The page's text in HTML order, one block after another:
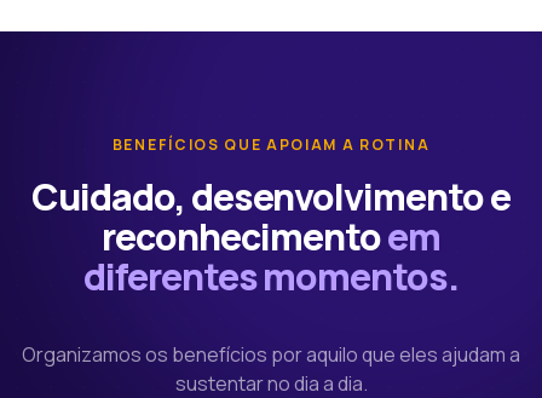
BENEFÍCIOS QUE APOIAM A ROTINA
Cuidado, desenvolvimento e
reconhecimentoem
diferentes momentos.
Organizamos os benefícios por aquilo que eles ajudam a
sustentar no dia a dia.